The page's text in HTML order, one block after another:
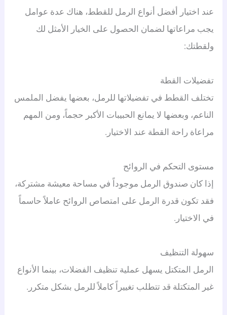
عند اختيار أفضل أنواع الرمل للقطط، هناك عدة عوامل
يجب مراعاتها لضمان الحصول على الخيار الأمثل لك
ولقطتك:
تفضيلات القطة
تختلف القطط في تفضيلاتها للرمل، بعضها يفضل الملمس
الناعم، وبعضها لا يمانع الحبيبات الأكبر حجماً، ومن المهم
مراعاة راحة القطة عند الاختيار.
مستوى التحكم في الروائح
إذا كان صندوق الرمل موجوداً في مساحة معيشة مشتركة،
فقد تكون قدرة الرمل على امتصاص الروائح عاملاً حاسماً
في الاختيار.
سهولة التنظيف
الرمل المتكتل يسهل عملية تنظيف الفضلات، بينما الأنواع
غير المتكتلة قد تتطلب تغييراً كاملاً للرمل بشكل متكرر.